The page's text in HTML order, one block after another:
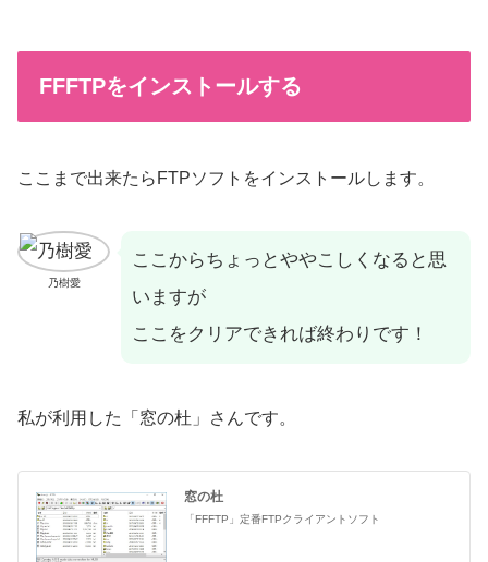
FFFTPをインストールする
ここまで出来たらFTPソフトをインストールします。
乃樹愛
ここからちょっとややこしくなると思
いますが
ここをクリアできれば終わりです！
私が利用した「窓の杜」さんです。
窓の杜
「FFFTP」定番FTPクライアントソフト